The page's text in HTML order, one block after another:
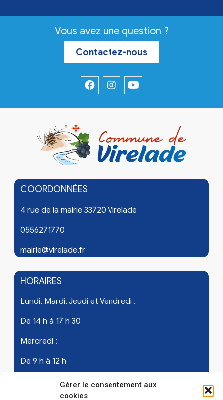
Gérer le consentement aux
cookies
Vous avez une question ?
Contactez-nous
COORDONNÉES
4 rue de la mairie 33720 Virelade
0556271770
mairie@virelade.fr
HORAIRES
Lundi, Mardi, Jeudi et Vendredi :
De 14 h à 17 h 30
Mercredi :
De 9 h à 12 h
Samedi - les 1er et 3ème de chaque mois :